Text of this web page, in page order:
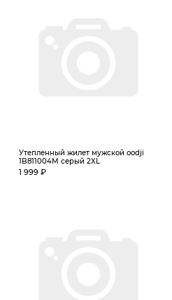
Утепленный жилет мужской oodji
1B811004M серый 2XL
1 999 ₽